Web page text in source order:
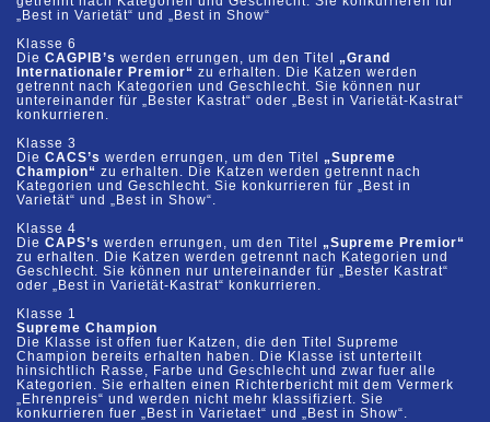
„Best in Varietät“ und „Best in Show“
Klasse 6
Die CAGPIB’s werden errungen, um den Titel „Grand
Internationaler Premior“ zu erhalten. Die Katzen werden
getrennt nach Kategorien und Geschlecht. Sie können nur
untereinander für „Bester Kastrat“ oder „Best in Varietät-Kastrat“
konkurrieren.
Klasse 3
Die CACS’s werden errungen, um den Titel „Supreme
Champion“ zu erhalten. Die Katzen werden getrennt nach
Kategorien und Geschlecht. Sie konkurrieren für „Best in
Varietät“ und „Best in Show“.
Klasse 4
Die CAPS’s werden errungen, um den Titel „Supreme Premior“
zu erhalten. Die Katzen werden getrennt nach Kategorien und
Geschlecht. Sie können nur untereinander für „Bester Kastrat“
oder „Best in Varietät-Kastrat“ konkurrieren.
Klasse 1
Supreme Champion
Die Klasse ist offen fuer Katzen, die den Titel Supreme
Champion bereits erhalten haben. Die Klasse ist unterteilt
hinsichtlich Rasse, Farbe und Geschlecht und zwar fuer alle
Kategorien. Sie erhalten einen Richterbericht mit dem Vermerk
„Ehrenpreis“ und werden nicht mehr klassifiziert. Sie
konkurrieren fuer
„Best in Varietaet“ und „Best in Show“.